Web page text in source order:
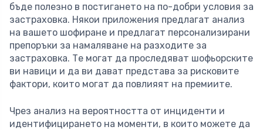
бъде полезно в постигането на по-добри условия за
застраховка. Някои приложения предлагат анализ
на вашето шофиране и предлагат персонализирани
препоръки за намаляване на разходите за
застраховка. Те могат да проследяват шофьорските
ви навици и да ви дават представа за рисковите
фактори, които могат да повлияят на премиите.
Чрез анализ на вероятността от инциденти и
идентифицирането на моменти, в които можете да